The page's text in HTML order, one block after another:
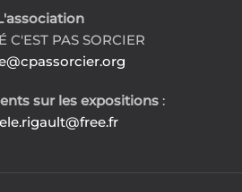
C'EST PAS SORCIER
sur les expositions :